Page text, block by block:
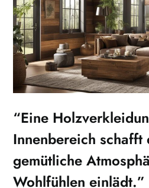
“Eine
Innenbereich schafft
gemütliche
Wohlfühlen einlädt.”